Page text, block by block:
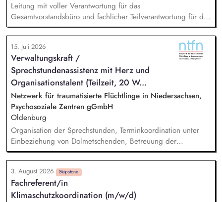
Leitung mit voller Verantwortung für das
Gesamtvorstandsbüro und fachlicher Teilverantwortung für die
Mitarbeitenden der Vorstandsbüros. Budgetsteuerung
Vorstandsbüro. Management des Berichtswesens; Steuerung
und Sicherstellung der fristgerechten Abgabe. Inhaltliche
Vorbereitung, Steuerung, Durchführung und Nachbereitung
von Terminen mit satzungsgemäßen Gremien (Kuratorium,
Beirat). Analyse, Bewertung und Ausarbeitung von
Entscheidungsvorlagen sowie von strategischen und
operativen Aufgabenstellungen.
15. Juli 2026
Verwaltungskraft /
Sprechstundenassistenz mit Herz und
Organisationstalent (Teilzeit, 20 W...
Netzwerk für traumatisierte Flüchtlinge in Niedersachsen,
Psychosoziale Zentren gGmbH
Oldenburg
Organisation der Sprechstunden, Terminkoordination unter
Einbeziehung von Dolmetschenden, Betreuung der
telefonischen Sprechzeiten, Datenbankpflege, allgemeine
Verwaltungstätigkeiten, Unterstützung bei der Vermittlung in
die Regelversorgung.
3. August 2026 Stepstone
Fachreferent/in
Klimaschutzkoordination (m/w/d)